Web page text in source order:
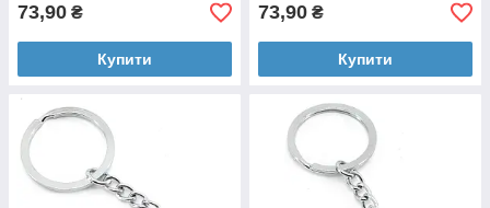
73,90 ₴
Купити
73,90 ₴
Купити